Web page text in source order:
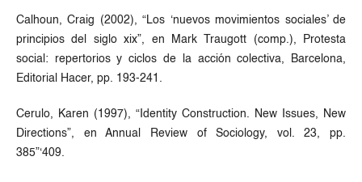
Calhoun, Craig (2002), “Los ‘nuevos movimientos sociales’ de
principios del siglo xix”, en Mark Traugott (comp.), Protesta
social: repertorios y ciclos de la acción colectiva, Barcelona,
Editorial Hacer, pp. 193-241.
Cerulo, Karen (1997), “Identity Construction. New Issues, New
Directions”, en Annual Review of Sociology, vol. 23, pp.
385”‘409.